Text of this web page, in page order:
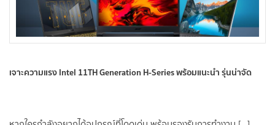
เจาะความแรง Intel 11TH Generation H-Series พร้อมแนะนำ รุ่นน่าจัด